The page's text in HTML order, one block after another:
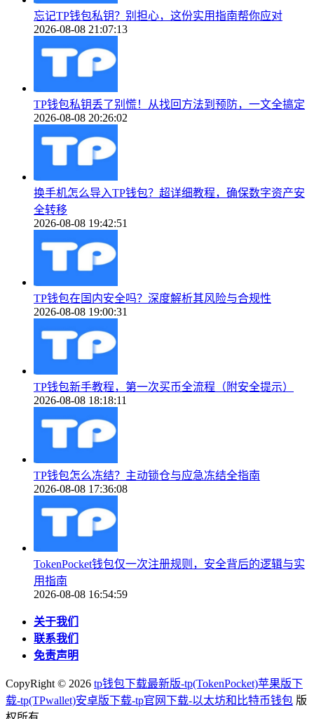
忘记TP钱包私钥？别担心，这份实用指南帮你应对
2026-08-08 21:07:13
TP钱包私钥丢了别慌！从找回方法到预防，一文全搞定
2026-08-08 20:26:02
换手机怎么导入TP钱包？超详细教程，确保数字资产安
全转移
2026-08-08 19:42:51
TP钱包在国内安全吗？深度解析其风险与合规性
2026-08-08 19:00:31
TP钱包新手教程，第一次买币全流程（附安全提示）
2026-08-08 18:18:11
TP钱包怎么冻结？主动锁仓与应急冻结全指南
2026-08-08 17:36:08
TokenPocket钱包仅一次注册规则，安全背后的逻辑与实
用指南
2026-08-08 16:54:59
关于我们
联系我们
免责声明
CopyRight © 2026 tp钱包下载最新版-tp(TokenPocket)苹果版下
载-tp(TPwallet)安卓版下载-tp官网下载-以太坊和比特币钱包 版